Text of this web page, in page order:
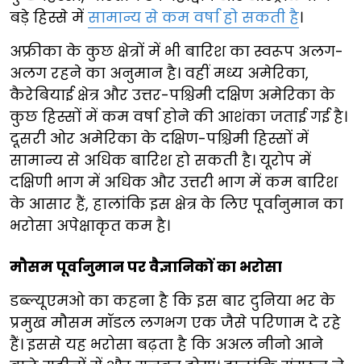
बड़े हिस्से में सामान्य से कम वर्षा हो सकती है।
अफ्रीका के कुछ क्षेत्रों में भी बारिश का स्वरूप अलग-
अलग रहने का अनुमान है। वहीं मध्य अमेरिका,
कैरेबियाई क्षेत्र और उत्तर-पश्चिमी दक्षिण अमेरिका के
कुछ हिस्सों में कम वर्षा होने की आशंका जताई गई है।
दूसरी ओर अमेरिका के दक्षिण-पश्चिमी हिस्सों में
सामान्य से अधिक बारिश हो सकती है। यूरोप में
दक्षिणी भाग में अधिक और उत्तरी भाग में कम बारिश
के आसार हैं, हालांकि इस क्षेत्र के लिए पूर्वानुमान का
भरोसा अपेक्षाकृत कम है।
मौसम पूर्वानुमान पर वैज्ञानिकों का भरोसा
डब्ल्यूएमओ का कहना है कि इस बार दुनिया भर के
प्रमुख मौसम मॉडल लगभग एक जैसे परिणाम दे रहे
हैं। इससे यह भरोसा बढ़ता है कि अअल नीनो आने